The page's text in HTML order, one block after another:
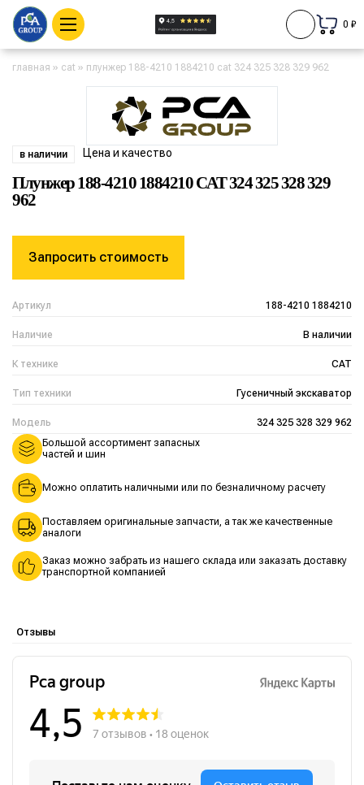
0 ₽
главная » cat » плунжер 188-4210 1884210 cat 324 325 328 329 962
в наличии Цена и качество
Плунжер 188-4210 1884210 CAT 324 325 328 329
962
Артикул 188-4210 1884210
Наличие В наличии
К технике CAT
Тип техники Гусеничный экскаватор
Модель 324 325 328 329 962
Запросить стоимость
Большой ассортимент запасных
частей и шин
Можно оплатить наличными или по безналичному расчету
Поставляем оригинальные запчасти, а так же качественные
аналоги
Заказ можно забрать из нашего склада или заказать доставку
транспортной компанией
Отзывы